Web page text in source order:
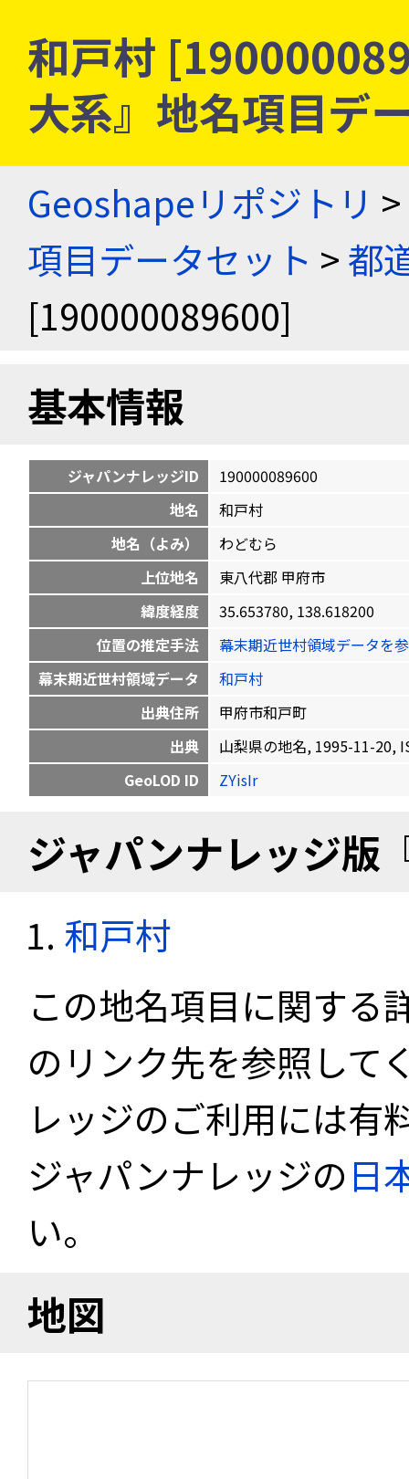
和戸村
大系』地名項目デ
Geoshapeリポジトリ >
項目データセット >都
[190000089600]
基本情報
ジャパンナレッジID
190000089600
地名
和戸村
地名（よみ）
わどむら
上位地名
東八代郡 甲府市
緯度経度
35.653780, 138.618200
位置の推定手法
幕末期近世村領域データを
幕末期近世村領域データ
和戸村
出典住所
甲府市和戸町
出典
山梨県の地名, 1995-11-20,
GeoLOD ID
ZYisIr
ジャパンナレッジ版
和戸村
この地名項目に関する
のリンク先を参照して
レッジのご利用には有
ジャパンナレッジの日
い。
地図